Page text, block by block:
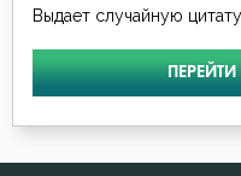
Гнев
Иоанн Лествичник
Исаак Сирин
Исидор Пелусиот
Выдает случайную